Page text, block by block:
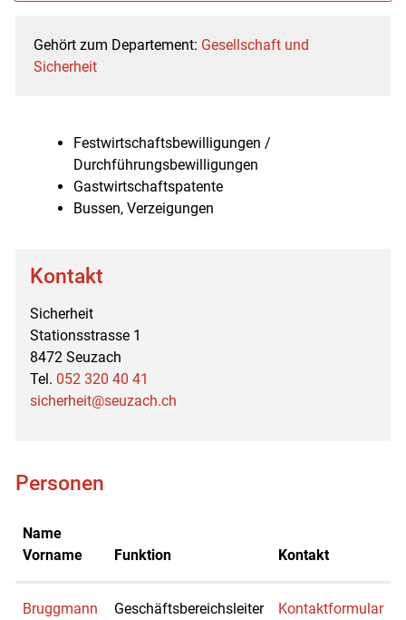
Gehört zum Departement: Gesellschaft und
Sicherheit
Festwirtschaftsbewilligungen /
Durchführungsbewilligungen
Gastwirtschaftspatente
Bussen, Verzeigungen
Kontakt
Sicherheit
Stationsstrasse 1
8472 Seuzach
Tel. 052 320 40 41
sicherheit@seuzach.ch
Personen
Name
Vorname
Funktion Kontakt
Bruggmann
Geschäftsbereichsleiter Kontaktformular
Zugehörige Objekte